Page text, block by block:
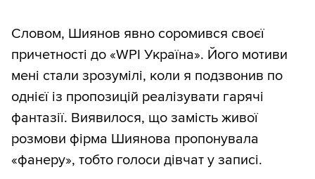
Словом, Шиянов явно соромився своєї
причетності до «WРІ Україна». Його мотиви
мені стали зрозумілі, коли я подзвонив по
однієї із пропозицій реалізувати гарячі
фантазії. Виявилося, що замість живої
розмови фірма Шиянова пропонувала
«фанеру», тобто голоси дівчат у записі.